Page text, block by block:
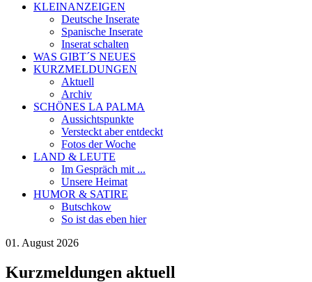
KLEINANZEIGEN
Deutsche Inserate
Spanische Inserate
Inserat schalten
WAS GIBT´S NEUES
KURZMELDUNGEN
Aktuell
Archiv
SCHÖNES LA PALMA
Aussichtspunkte
Versteckt aber entdeckt
Fotos der Woche
LAND & LEUTE
Im Gespräch mit ...
Unsere Heimat
HUMOR & SATIRE
Butschkow
So ist das eben hier
01. August 2026
Kurzmeldungen aktuell